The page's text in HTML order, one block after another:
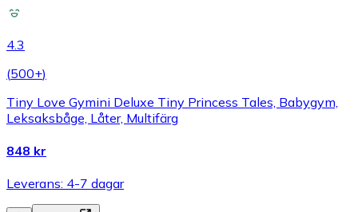
4.3
(500+)
Tiny Love Gymini Deluxe Tiny Princess Tales, Babygym,
Leksaksbåge, Låter, Multifärg
848 kr
Leverans: 4-7 dagar